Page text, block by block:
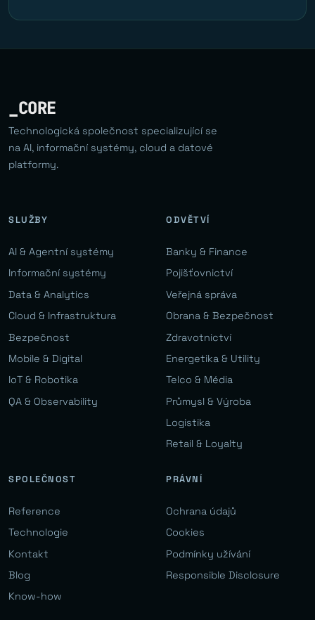
_CORE
Technologická společnost specializující se
na AI, informační systémy, cloud a datové
platformy.
SLUŽBY
AI & Agentní systémy
Informační systémy
Data & Analytics
Cloud & Infrastruktura
Bezpečnost
Mobile & Digital
IoT & Robotika
QA & Observability
ODVĚTVÍ
Banky & Finance
Pojišťovnictví
Veřejná správa
Obrana & Bezpečnost
Zdravotnictví
Energetika & Utility
Telco & Média
Průmysl & Výroba
Logistika
Retail & Loyalty
SPOLEČNOST
Reference
Technologie
Kontakt
Blog
Know-how
PRÁVNÍ
Ochrana údajů
Cookies
Podmínky užívání
Responsible Disclosure